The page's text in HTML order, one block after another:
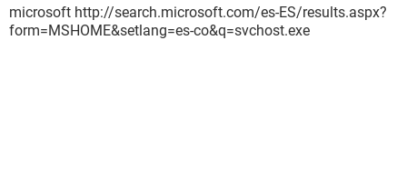
microsoft http://search.microsoft.com/es-ES/results.aspx?
form=MSHOME&setlang=es-co&q=svchost.exe